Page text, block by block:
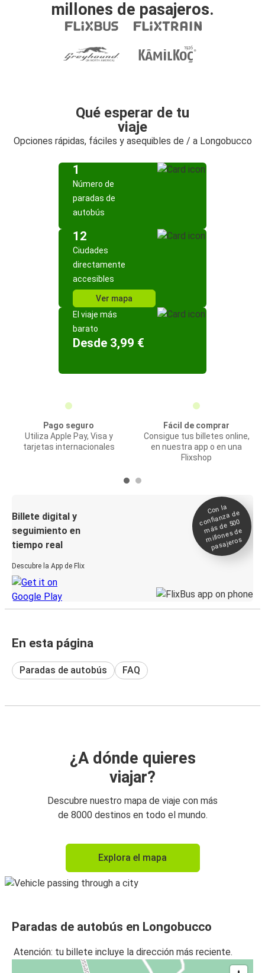
millones de pasajeros.
Qué esperar de tu
viaje
Opciones rápidas, fáciles y asequibles de / a Longobucco
1
Número de
paradas de
autobús
12
Ciudades
directamente
accesibles
Ver mapa
El viaje más
barato
Desde 3,99 €
Pago seguro
Utiliza Apple Pay, Visa y
tarjetas internacionales
Fácil de comprar
Consigue tus billetes online,
en nuestra app o en una
Flixshop
Billete digital y
seguimiento en
tiempo real
Descubre la App de Flix
Con la
confianza de
más de 500
millones de
pasajeros
En esta página
Paradas de autobús FAQ
¿A dónde quieres
viajar?
Descubre nuestro mapa de viaje con más
de 8000 destinos en todo el mundo.
Explora el mapa
Paradas de autobús en Longobucco
Atención: tu billete incluye la dirección más reciente.